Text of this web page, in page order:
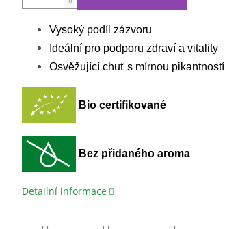
Vysoký podíl zázvoru
Ideální pro podporu zdraví a vitality
Osvěžující chuť s mírnou pikantností
Bio certifikované
Bez přidaného aroma
Detailní informace